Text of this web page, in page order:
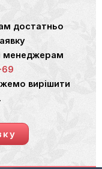
достатньо
менеджерам
вирішити